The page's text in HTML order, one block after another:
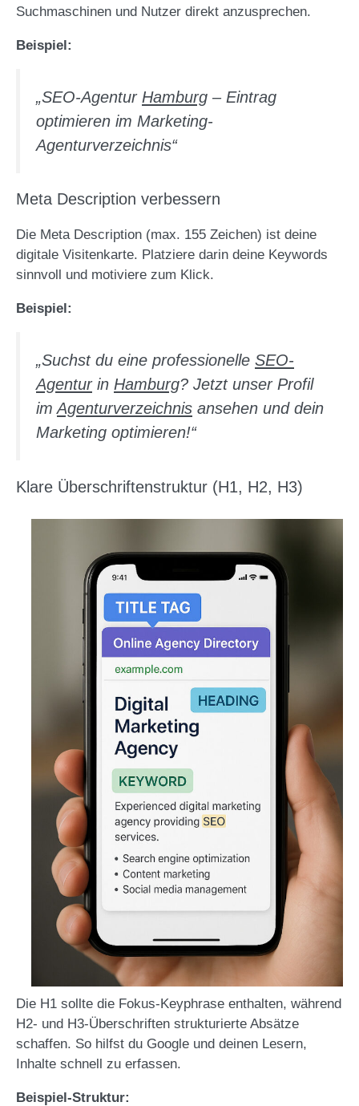
Suchmaschinen und Nutzer direkt anzusprechen.
Beispiel:
„SEO-Agentur Hamburg – Eintrag
optimieren im Marketing-
Agenturverzeichnis“
Meta Description verbessern
Die Meta Description (max. 155 Zeichen) ist deine
digitale Visitenkarte. Platziere darin deine Keywords
sinnvoll und motiviere zum Klick.
Beispiel:
„Suchst du eine professionelle SEO-
Agenturin Hamburg? Jetzt unser Profil
imAgenturverzeichnis ansehen und dein
Marketing optimieren!“
Klare Überschriftenstruktur (H1, H2, H3)
Die H1 sollte die Fokus-Keyphrase enthalten, während
H2- und H3-Überschriften strukturierte Absätze
schaffen. So hilfst du Google und deinen Lesern,
Inhalte schnell zu erfassen.
Beispiel-Struktur: